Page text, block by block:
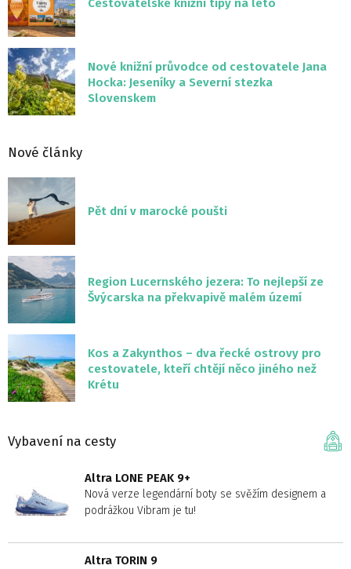
Cestovatelské knižní tipy na léto
Nové knižní průvodce od cestovatele Jana
Hocka: Jeseníky a Severní stezka
Slovenskem
Nové články
Pět dní v marocké poušti
Region Lucernského jezera: To nejlepší ze
Švýcarska na překvapivě malém území
Kos a Zakynthos – dva řecké ostrovy pro
cestovatele, kteří chtějí něco jiného než
Krétu
Vybavení na cesty
Altra LONE PEAK 9+
Nová verze legendární boty se svěžím designem a
podrážkou Vibram je tu!
Altra TORIN 9